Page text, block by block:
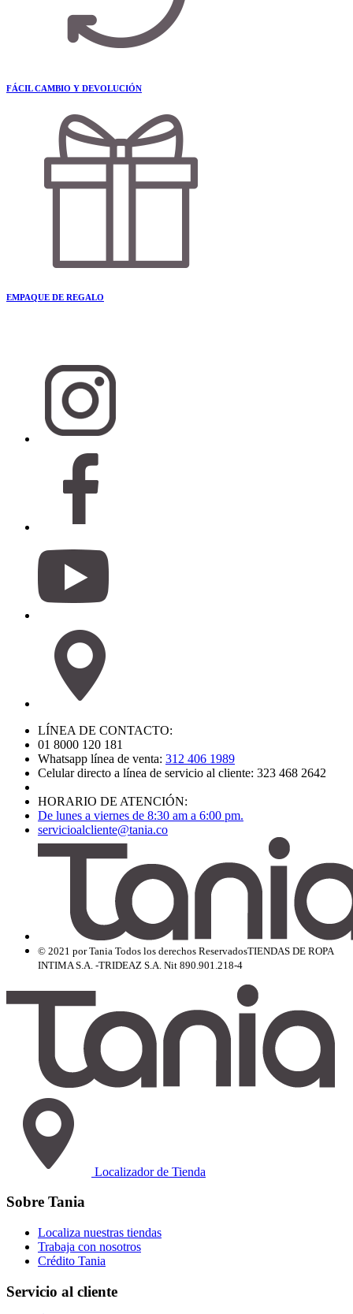
FÁCIL CAMBIO Y DEVOLUCIÓN
EMPAQUE DE REGALO
LÍNEA DE CONTACTO:
01 8000 120 181
Whatsapp línea de venta: 312 406 1989
Celular directo a línea de servicio al cliente: 323 468 2642
HORARIO DE ATENCIÓN:
De lunes a viernes de 8:30 am a 6:00 pm.
servicioalcliente@tania.co
© 2021 por Tania Todos los derechos ReservadosTIENDAS DE ROPA
INTIMA S.A. -TRIDEAZ S.A. Nit 890.901.218-4
Localizador de Tienda
Sobre Tania
Localiza nuestras tiendas
Trabaja con nosotros
Crédito Tania
Servicio al cliente